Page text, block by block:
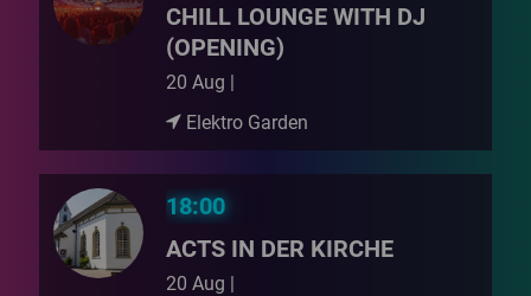
CHILL LOUNGE WITH DJ
(OPENING)
20 Aug |
Elektro Garden
18:00
ACTS IN DER KIRCHE
20 Aug |